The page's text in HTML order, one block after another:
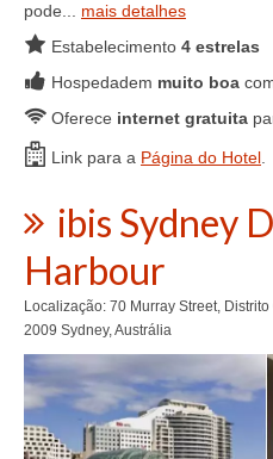
pode... mais detalhes
Estabelecimento 4 estrelas
Hospedadem muito boa
Oferece internet gratuita
Link para a Página do Hotel
ibis Sydney
Harbour
Localização: 70 Murray Street,
2009 Sydney, Austrália